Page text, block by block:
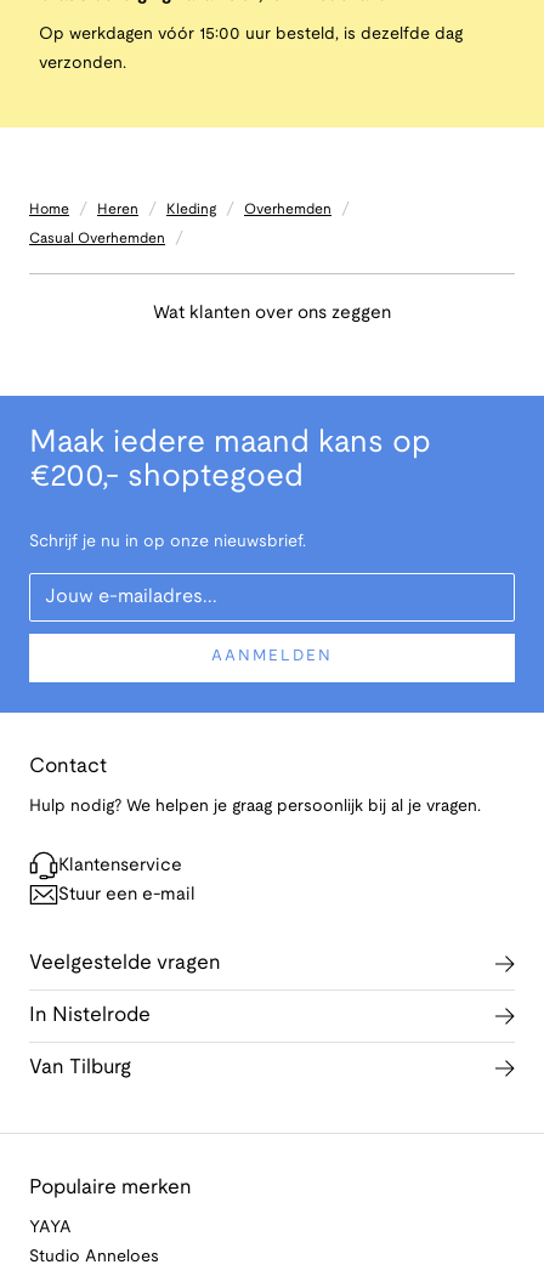
Op werkdagen vóór 15:00 uur besteld, is dezelfde dag
verzonden.
Home / Heren / Kleding / Overhemden /
Casual Overhemden /
Wat klanten over ons zeggen
Maak iedere maand kans op
€200,- shoptegoed
Schrijf je nu in op onze nieuwsbrief.
Your Email
AANMELDEN
Contact
Hulp nodig? We helpen je graag persoonlijk bij al je vragen.
Klantenservice
Stuur een e-mail
Veelgestelde vragen
In Nistelrode
Van Tilburg
Populaire merken
YAYA
Studio Anneloes